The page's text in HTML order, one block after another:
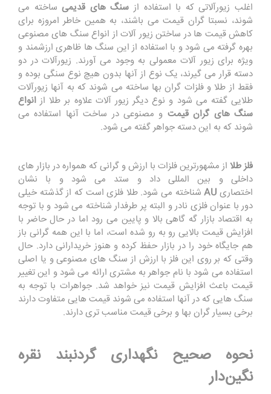
اغلب زیورآلاتی که با استفاده از سنگ های قدیمیساخته می
شوند، نسبتا گران قیمت می باشند، به همین خاطر امروزه برای
کاهش قیمت ها در ساختن زیور آلات از انواع سنگ های مصنوعی
بهره گرفته می شود و با استفاده از این سنگ ها ظاهری ارزشمند و
ویژه برای زیور آلات معمولی به وجود می آورند. زیورآلات در دو
دسته قرار می گیرند، یک نوع از آنها بدون هیچ نوع سنگی بوده و
فقط از طلا و فلزات گران بها ساخته می شوند که به آنها زیورآلات
طلایی گفته می شود و نوع دیگر زیور آلات علاوه بر طلا ازانواع
سنگ های گران قیمت و مصنوعی در ساخت آنها استفاده می
شوند که به این دسته جواهر گفته می شود.
فلز طلا از مشهورترین فلزات با ارزش و گرانی که همواره در بازار های
داخلی و بین المللی داد و ستد می شود و با نشان
اختصاری AUشناخته می شود. طلا فلزی است که از گذشته خیلی
دور با عنوان فلزی نادر و البته پر طرفدار شناخته می شود و با توجه
به اقتصاد بازار گه گاهی بالا و پایین می رود اما در حال حاضر با
افزایش قیمت بالایی رو به رو شده است، اما با این همه گرانی باز
هم جایگاه خود را در بازار حفظ کرده و هنوز خریدارانی دارد. حال
وقتی که بر روی این فلز با ارزش از سنگ های مصنوعی و یا اصلی
استفاده می شود با نام جواهر به مشتری ارائه می شود و این تغییر
قیمت باعث افزایش قیمت نیز خواهد شد. جواهرات با توجه به
سنگ هایی که در آنها استفاده می شوند قیمت هایی متفاوت دارند
برخی بسیار گران بها و برخی قیمت مناسب تری دارند.
نحوه صحیح نگهداری گردنبند نقره
نگین‌دار